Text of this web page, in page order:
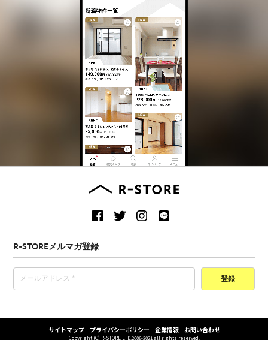
R-STOREメルマガ登録
登録
サイトマップ プライバシーポリシー 企業情報 お問い合わせ
Copyright (C) R-STORE LTD.2006-2021 all rights reserved.